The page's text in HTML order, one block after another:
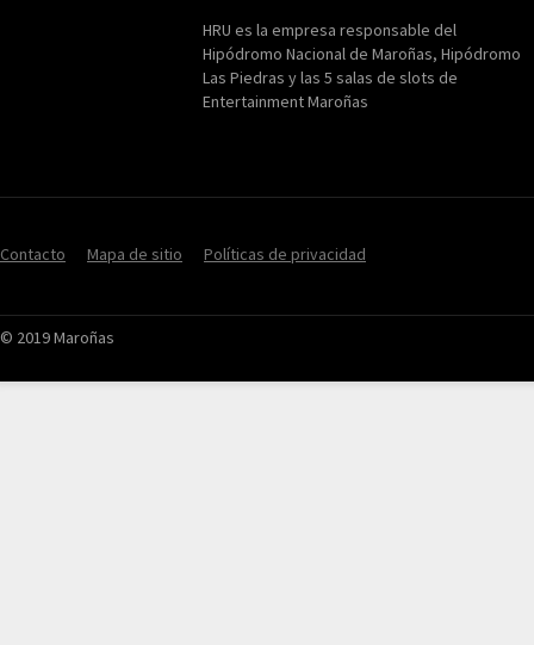
HRU es la empresa responsable del
Hipódromo Nacional de Maroñas, Hipódromo
Las Piedras y las 5 salas de slots de
Entertainment Maroñas
Contacto Mapa de sitio Políticas de privacidad
© 2019 Maroñas